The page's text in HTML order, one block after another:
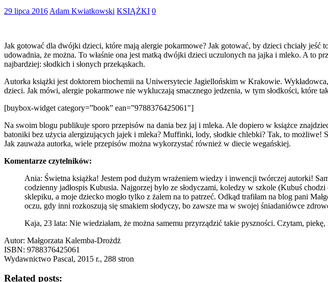
29 lipca 2016 Adam Kwiatkowski KSIĄŻKI 0
Jak gotować dla dwójki dzieci, które mają alergie pokarmowe? Jak gotować, by dzieci chciały
udowadnia, że można. To właśnie ona jest matką dwójki dzieci uczulonych na jajka i mleko. A to
najbardziej: słodkich i słonych przekąskach.
Autorka książki jest doktorem biochemii na Uniwersytecie Jagiellońskim w Krakowie.
dzieci. Jak mówi, alergie pokarmowe nie wykluczają smacznego jedzenia, w tym słodkości, które
[buybox-widget category=”book” ean=”9788376425061″]
Na swoim blogu publikuje sporo przepisów na dania bez jaj i mleka. Ale dopiero w książce
batoniki bez użycia alergizujących jajek i mleka? Muffinki, lody, słodkie chlebki? Tak, to możliwe!
Jak zauważa autorka, wiele przepisów można wykorzystać również w diecie wegańskiej.
Komentarze czytelników:
Ania: Świetna książka! Jestem pod dużym wrażeniem wiedzy i inwencji twórczej autorki!
codzienny jadłospis Kubusia. Najgorzej było ze słodyczami, koledzy w szkole (Kubuś
sklepiku, a moje dziecko mogło tylko z żalem na to patrzeć. Odkąd trafiłam na blog pani
oczu, gdy inni rozkoszują się smakiem słodyczy, bo zawsze ma w swojej śniadaniówce
Kaja, 23 lata: Nie wiedziałam, że można samemu przyrządzić takie pyszności. Czytam,
Autor: Małgorzata Kalemba-Drożdż
ISBN: 9788376425061
Wydawnictwo Pascal, 2015 r., 288 stron
Related posts: